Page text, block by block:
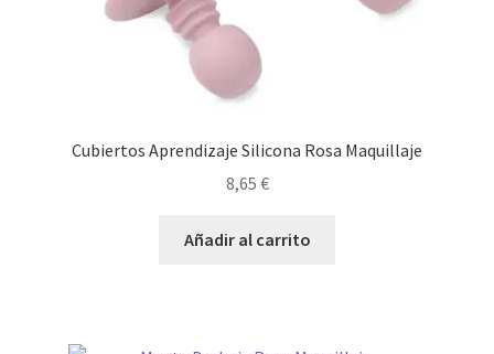
Cubiertos Aprendizaje Silicona Rosa Maquillaje
8,65 €
Añadir al carrito